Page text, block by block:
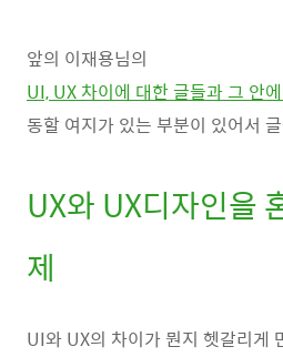
앞의 이재용님의
UI, UX 차이에 대한 글들과 그 안
동할 여지가 있는 부분이 있어서
UX와 UX디자인을
제
UI와 UX의 차이가 뭔지 헷갈리게